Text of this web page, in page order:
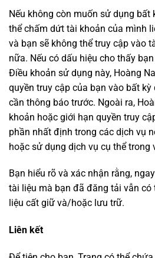
Nếu không còn muốn sử dụng bất
thể chấm dứt tài khoản của mình
và bạn sẽ không thể truy cập vào
nữa. Nếu có dấu hiệu cho thấy
Điều khoản sử dụng này, Hoàng
quyền truy cập của bạn vào bất
cần thông báo trước. Ngoài ra,
khoản hoặc giới hạn quyền truy
phần nhất định trong các dịch vụ
hoặc sử dụng dịch vụ cụ thể trong
Bạn hiểu rõ và xác nhận rằng,
tài liệu mà bạn đã đăng tải vẫn
liệu cất giữ và/hoặc lưu trữ.
Liên kết